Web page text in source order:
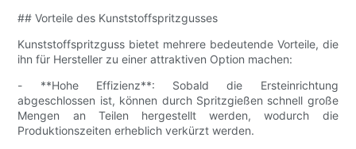
## Vorteile des Kunststoffspritzgusses
Kunststoffspritzguss bietet mehrere bedeutende Vorteile, die
ihn für Hersteller zu einer attraktiven Option machen:
- **Hohe Effizienz**: Sobald die Ersteinrichtung
abgeschlossen ist, können durch Spritzgießen schnell große
Mengen an Teilen hergestellt werden, wodurch die
Produktionszeiten erheblich verkürzt werden.